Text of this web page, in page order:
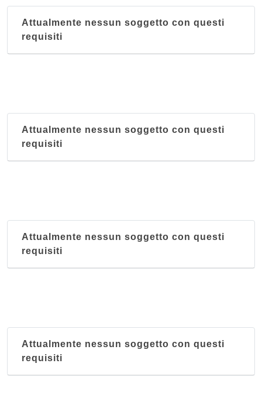
Al Cicheto
Al Forcellini
via Egidio Forcellini 172, Padova
Attualmente nessun soggetto con questi
requisiti
Attualmente nessun soggetto con questi
requisiti
Attualmente nessun soggetto con questi
requisiti
Attualmente nessun soggetto con questi
requisiti